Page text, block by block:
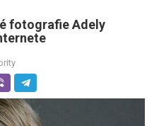
fotografie Adely